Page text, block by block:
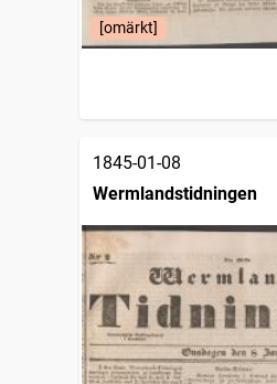
[omärkt]
1845-01-08
Wermlandstidningen